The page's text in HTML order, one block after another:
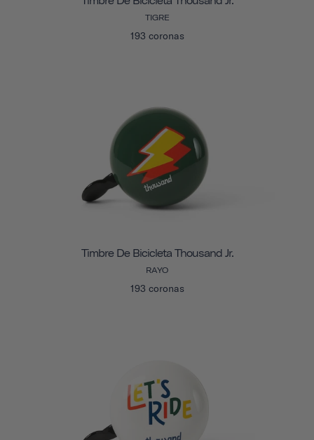
TIGRE
193 coronas
Timbre De Bicicleta Thousand Jr.
RAYO
193 coronas